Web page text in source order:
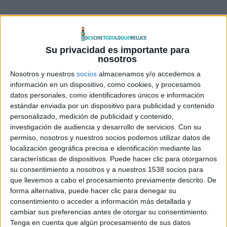
Su privacidad es importante para
nosotros
Nosotros y nuestros socios almacenamos y/o accedemos a
información en un dispositivo, como cookies, y procesamos
datos personales, como identificadores únicos e información
estándar enviada por un dispositivo para publicidad y contenido
personalizado, medición de publicidad y contenido,
investigación de audiencia y desarrollo de servicios. Con su
permiso, nosotros y nuestros socios podemos utilizar datos de
localización geográfica precisa e identificación mediante las
características de dispositivos. Puede hacer clic para otorgarnos
su consentimiento a nosotros y a nuestros 1538 socios para
que llevemos a cabo el procesamiento previamente descrito. De
forma alternativa, puede hacer clic para denegar su
consentimiento o acceder a información más detallada y
cambiar sus preferencias antes de otorgar su consentimiento.
Tenga en cuenta que algún procesamiento de sus datos
estrenará en Reino Unido, como os comentamos
EE.UU. se estrenará el 6 de octubre, aunque no se sabe si
El director de esta película,Tom Six, ha avisado que esta
nueva entrega dejará a la original a la altura de Mi pequeño
Pony… y no era broma. La nueva película gira en torno a un
hombre que se convierte en un obseso sexual con un DVD
grabado de la primera entrega, e imagina llevar a la
práctica el «ciempiés», pero esta vez con 12 víctimas.
Ashlynn Yennierepite en su papel de Jenny, mientras que
Laurence Harveyhará de Martin, el nuevo científico loco
que está detrás del «ensamblaje» de humanos, entre los
que encontramos aDominic Borelli,Vivien Bridson, Lee